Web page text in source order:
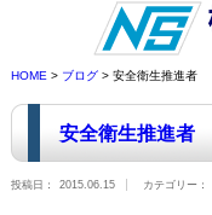
HOME > ブログ> 安全衛生推進者
安全衛生推進者
投稿日： 2015.06.15 カテゴリー：